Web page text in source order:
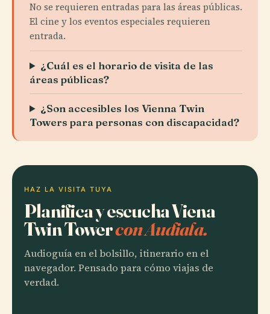
No se requieren entradas para las áreas públicas.
El cine y los eventos especiales requieren
entrada.
¿Cuál es el horario de visita de las
áreas públicas?
¿Son accesibles los Vienna Twin
Towers para personas con discapacidad?
HAZ LA VISITA TUYA
Planifica y escucha Viena
Twin Towercon Audiala.
Audioguía en el bolsillo, itinerario en el
navegador. Pensado para cómo viajas de
verdad.